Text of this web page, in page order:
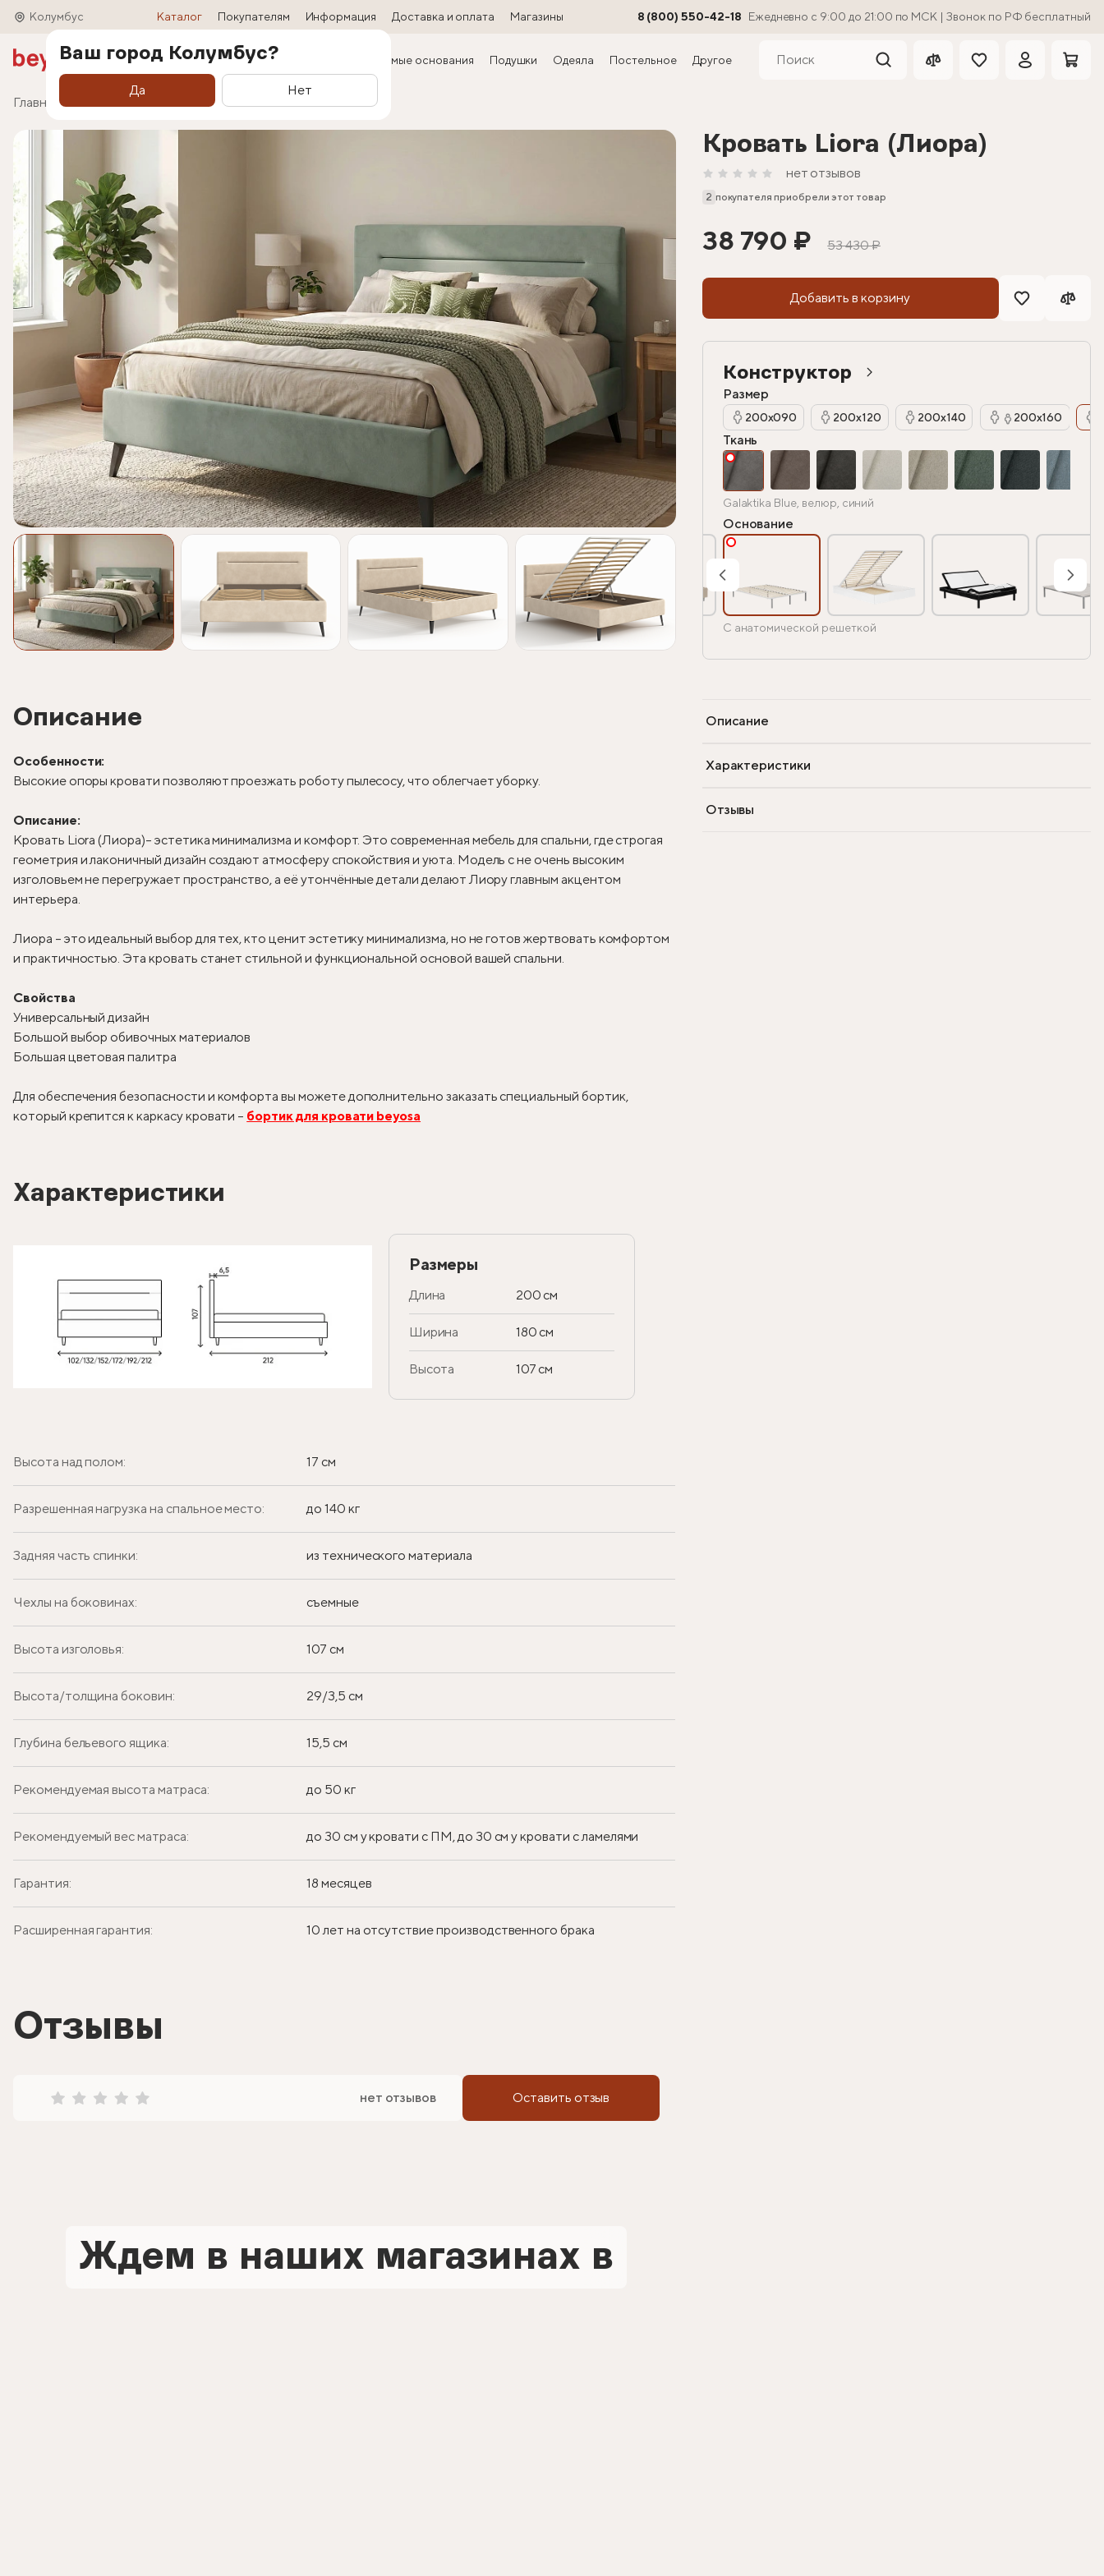
Колумбус Каталог Покупателям Информация Доставка и оплата Магазины 8 (800) 550-42-18 Ежедневно с 9:00 до 21:00 по МСК | Звонок по РФ бесплатный
Акции Матрасы Кровати Трансформируемые основания Подушки Одеяла Постельное Другое
Главная Кровати Кровать Liora (Лиора)
Описание
Особенности:
Высокие опоры кровати позволяют проезжать роботу пылесосу, что облегчает уборку.
Описание:
Кровать Liora (Лиора)– эстетика минимализма и комфорт. Это современная мебель для спальни, где строгая
геометрия и лаконичный дизайн создают атмосферу спокойствия и уюта. Модель с не очень высоким
изголовьем не перегружает пространство, а её утончённые детали делают Лиору главным акцентом
интерьера.
Лиора – это идеальный выбор для тех, кто ценит эстетику минимализма, но не готов жертвовать комфортом
и практичностью. Эта кровать станет стильной и функциональной основой вашей спальни.
Свойства
Универсальный дизайн
Большой выбор обивочных материалов
Большая цветовая палитра
Для обеспечения безопасности и комфорта вы можете дополнительно заказать специальный бортик,
который крепится к каркасу кровати – бортик для кровати beyosa
Характеристики
Размеры
Длина 200 см
Ширина 180 см
Высота 107 см
Высота над полом: 17 см
Разрешенная нагрузка на спальное место: до 140 кг
Задняя часть спинки: из технического материала
Чехлы на боковинах: съемные
Высота изголовья: 107 см
Высота/толщина боковин: 29/3,5 см
Глубина бельевого ящика: 15,5 см
Рекомендуемая высота матраса: до 50 кг
Рекомендуемый вес матраса: до 30 см у кровати с ПМ, до 30 см у кровати с ламелями
Гарантия: 18 месяцев
Расширенная гарантия: 10 лет на отсутствие производственного брака
Кровать Liora (Лиора)
нет отзывов
2 покупателя приобрели этот товар
38 790 ₽ 53 430 ₽
Добавить в корзину
Конструктор
Размер
200х090 200х120 200х140 200х160
Ткань
Galaktika Blue, велюр, синий
Основание
С анатомической решеткой
Описание
Характеристики
Отзывы
Отзывы
нет отзывов Оставить отзыв
Ждем в наших магазинах в
Ваш город Колумбус?
Да Нет